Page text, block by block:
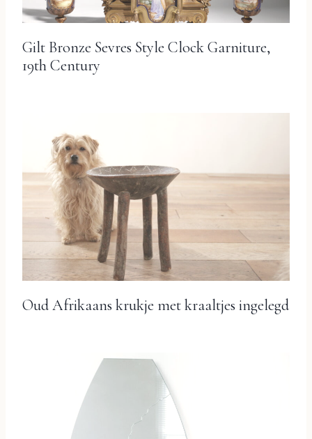
Gilt Bronze Sevres Style Clock Garniture,
19th Century
Oud Afrikaans krukje met kraaltjes ingelegd